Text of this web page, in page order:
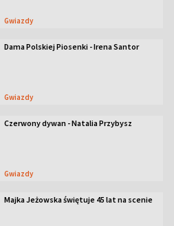
Gwiazdy
Dama Polskiej Piosenki - Irena Santor
Gwiazdy
Czerwony dywan - Natalia Przybysz
Gwiazdy
Majka Jeżowska świętuje 45 lat na scenie